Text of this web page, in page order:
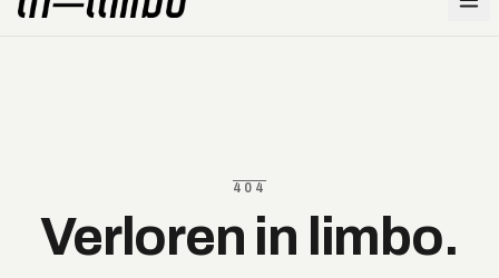
404
Verloren in limbo.